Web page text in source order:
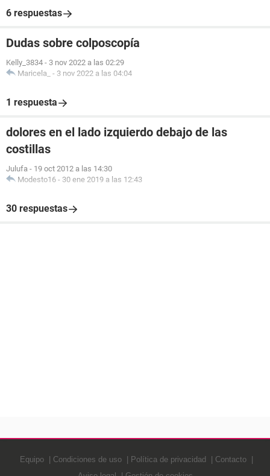
6 respuestas
Dudas sobre colposcopía
Kelly_3834 - 3 nov 2022 a las 02:29
Maricela_
- 3 nov 2022 a las 04:04
1 respuesta
dolores en el lado izquierdo debajo de las
costillas
Julufa - 19 oct 2012 a las 14:30
Modesto16 - 30 ene 2019 a las 12:43
30 respuestas
Equipo Condiciones de uso Política de privacidad
Contacto